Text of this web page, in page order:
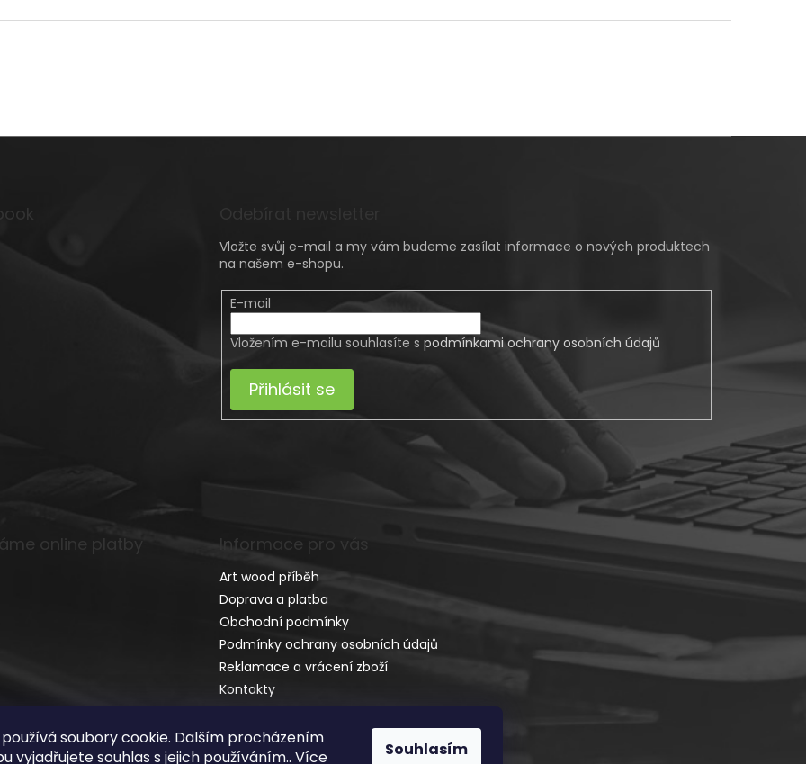
soubory cookie. Dalším procházením
vyjadřujete souhlas s jejich používáním.. Více
Souhlasím
Vložte svůj e-mail a my vám budeme zasílat informace o nových produktech
na našem e-shopu.
E-mail
Vložením e-mailu souhlasíte s podmínkami ochrany osobních údajů
Přihlásit se
online platby Informace pro vás
Art wood příběh
Doprava a platba
Obchodní podmínky
Podmínky ochrany osobních údajů
Reklamace a vrácení zboží
Kontakty